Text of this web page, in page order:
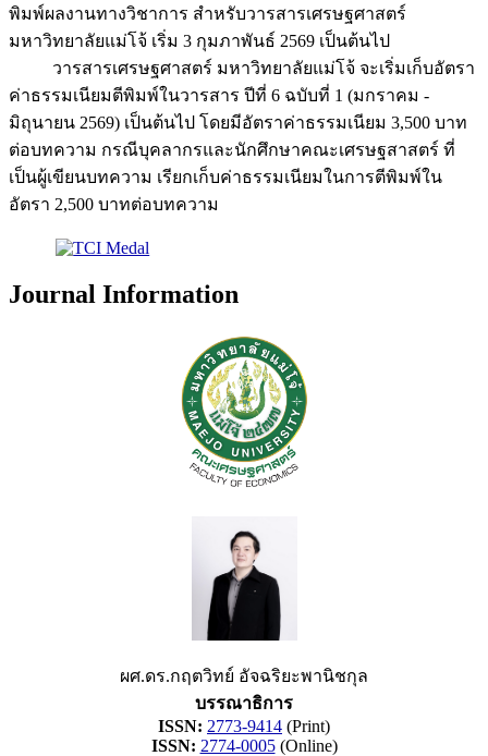
พิมพ์ผลงานทางวิชาการ สำหรับวารสารเศรษฐศาสตร์
มหาวิทยาลัยแม่โจ้ เริ่ม 3 กุมภาพันธ์ 2569 เป็นต้นไป
วารสารเศรษฐศาสตร์ มหาวิทยาลัยแม่โจ้ จะเริ่มเก็บอัตรา
ค่าธรรมเนียมตีพิมพ์ในวารสาร ปีที่ 6 ฉบับที่ 1 (มกราคม -
มิถุนายน 2569) เป็นต้นไป โดยมีอัตราค่าธรรมเนียม 3,500 บาท
ต่อบทความ กรณีบุคลากรและนักศึกษาคณะเศรษฐสาสตร์ ที่
เป็นผู้เขียนบทความ เรียกเก็บค่าธรรมเนียมในการตีพิมพ์ใน
อัตรา 2,500 บาทต่อบทความ
Journal Information
ผศ.ดร.กฤตวิทย์ อัจฉริยะพานิชกุล
บรรณาธิการ
ISSN: 2773-9414 (Print)
ISSN: 2774-0005(Online)